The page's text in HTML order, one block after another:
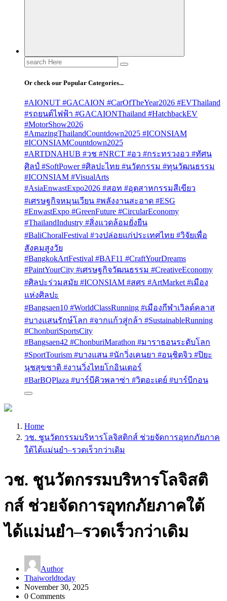
Search
for:
Or check our Popular Categories...
#AIONUT #GACAION #CarOfTheYear2026 #EVThailand
#รถยนต์ไฟฟ้า #GACAIONThailand #HatchbackEV
#MotorShow2026
#AmazingThailandCountdown2025 #ICONSIAM
#ICONSIAMCountdown2025
#ARTDNAHUB #วช #NRCT #อว #กระทรวงอว #ทัศน
ศิลป์ #SoftPower #ศิลปะไทย #นวัตกรรม #ทุนวัฒนธรรม
#ICONSIAM #VisualArts
#AsiaEnwastExpo2026 #สอท #อุตสาหกรรมสีเขียว
#เศรษฐกิจหมุนเวียน #พลังงานสะอาด #ESG
#EnwastExpo #GreenFuture #CircularEconomy
#ThailandIndustry #สิ่งแวดล้อมยั่งยืน
#BaliChoralFestival #วงปล่อยแก่ประเทศไทย #วิจัยเพื่อ
สังคมสูงวัย
#BangkokArtFestival #BAF11 #CraftYourDreams
#PaintYourCity #เศรษฐกิจวัฒนธรรม #CreativeEconomy
#ศิลปะร่วมสมัย #ICONSIAM #สศร #ArtMarket #เมือง
แห่งศิลปะ
#Bangsaen10 #WorldClassRunning #เมืองกีฬาเวิลด์คลาส
#บางแสนรักษ์โลก #จากแก้วสู่กล้า #SustainableRunning
#ChonburiSportsCity
#Bangsaen42 #ChonburiMarathon #มาราธอนระดับโลก
#SportTourism #บางแสน #นักวิ่งเคนยา #อนุชิตจิว #ปิยะ
นุชสุขชาติ #งานวิ่งไทยโกอินเตอร์
#BarBQPlaza #บาร์บีคิวพลาซ่า #วิตอะเดย์ #บาร์บีกอน
Home
วช. ชูนวัตกรรมบริหารโลจิสติกส์ ช่วยจัดการอุทกภัยภาค
ใต้ได้แม่นยำ–รวดเร็วกว่าเดิม
วช. ชูนวัตกรรมบริหารโลจิสติ
กส์ ช่วยจัดการอุทกภัยภาคใต้
ได้แม่นยำ–รวดเร็วกว่าเดิม
Author
Thaiworldtoday
November 30, 2025
0 Comments